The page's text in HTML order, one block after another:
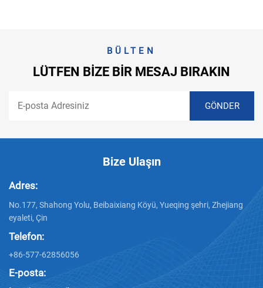
BÜLTEN
LÜTFEN BIZE BIR MESAJ BIRAKIN
Bize Ulaşın
Adres:
No.177, Shahong Yolu, Beibaixiang Köyü, Yueqing şehri, Zhejiang
eyaleti, Çin
Telefon:
+86-577-62856056
E-posta: